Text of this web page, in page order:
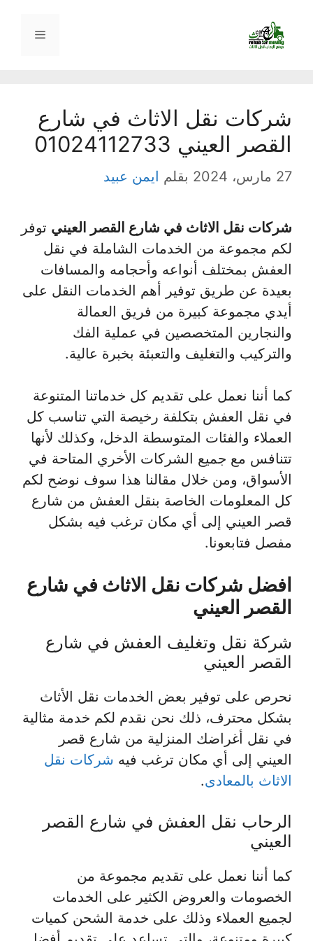
المحتوى
القائمة
شركات نقل الاثاث في شارع
القصر العيني 01024112733
27 مارس، 2024 بقلم ايمن عبيد
شركات نقل الاثاث في شارع القصر العيني توفر
لكم مجموعة من الخدمات الشاملة في نقل
العفش بمختلف أنواعه وأحجامه والمسافات
بعيدة عن طريق توفير أهم الخدمات النقل على
أيدي مجموعة كبيرة من فريق العمالة
والنجارين المتخصصين في عملية الفك
والتركيب والتغليف والتعبئة بخبرة عالية.
كما أننا نعمل على تقديم كل خدماتنا المتنوعة
في نقل العفش بتكلفة رخيصة التي تناسب كل
العملاء والفئات المتوسطة الدخل، وكذلك لأنها
تتنافس مع جميع الشركات الأخري المتاحة في
الأسواق، ومن خلال مقالنا هذا سوف نوضح لكم
كل المعلومات الخاصة بنقل العفش من شارع
قصر العيني إلى أي مكان ترغب فيه بشكل
مفصل فتابعونا.
افضل شركات نقل الاثاث في شارع
القصر العيني
شركة نقل وتغليف العفش في شارع
القصر العيني
نحرص على توفير بعض الخدمات نقل الأثاث
بشكل محترف، ذلك نحن نقدم لكم خدمة مثالية
في نقل أغراضك المنزلية من شارع قصر
العيني إلى أي مكان ترغب فيه شركات نقل
الاثاث بالمعادى.
الرحاب نقل العفش في شارع القصر
العيني
كما أننا نعمل على تقديم مجموعة من
الخصومات والعروض الكثير على الخدمات
لجميع العملاء وذلك على خدمة الشحن كميات